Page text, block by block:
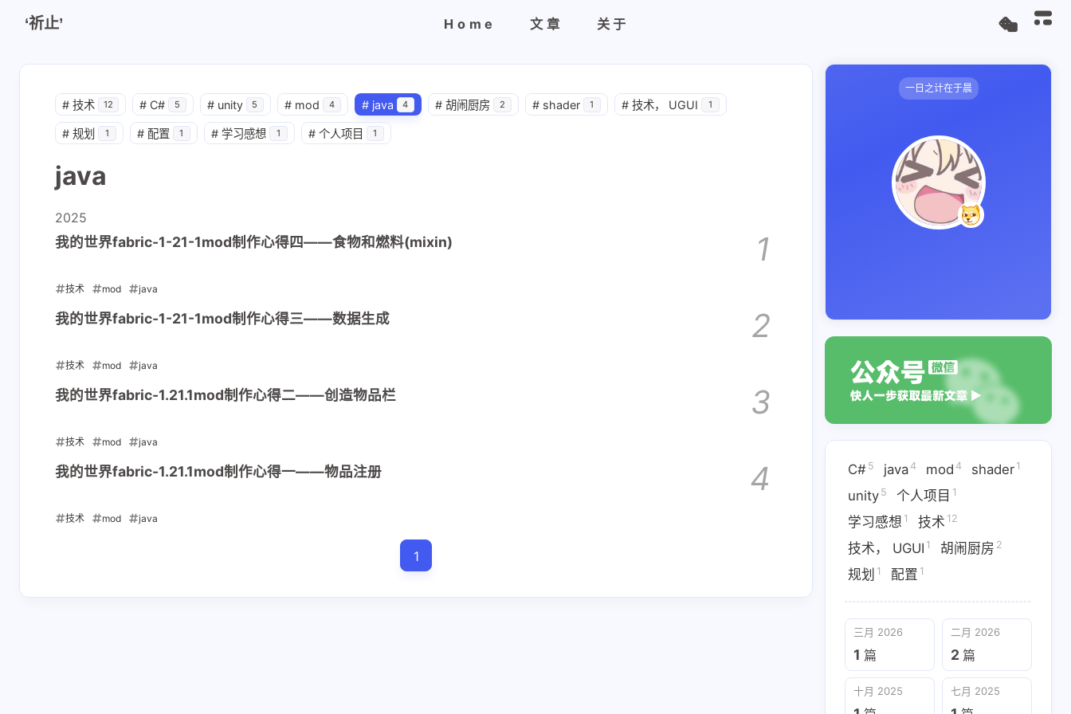
‘祈止’ Home 文章 关于
互动
正在加载中...
个人项目 1
七月 2025
1 篇
# 技术 12 # C# 5 # unity 5 # mod 4 # java 4 # 胡闹厨房 2 # shader 1 # 技术， UGUI 1
# 规划 1 # 配置 1 # 学习感想 1 # 个人项目 1
java
2025
我的世界fabric-1-21-1mod制作心得四——食物和燃料(mixin) 1
技术 mod java
2025-04-25
我的世界fabric-1-21-1mod制作心得三——数据生成 2
技术 mod java
2025-04-24
我的世界fabric-1.21.1mod制作心得二——创造物品栏 3
技术 mod java
2025-04-19
我的世界fabric-1.21.1mod制作心得一——物品注册 4
技术 mod java
1
一日之计在于晨
C# 5 java 4 mod 4 shader 1
unity 5 个人项目 1
学习感想 1 技术 12
技术， UGUI 1 胡闹厨房 2
规划 1 配置 1
三月 2026
1 篇
二月 2026
2 篇
十月 2025 七月 2025